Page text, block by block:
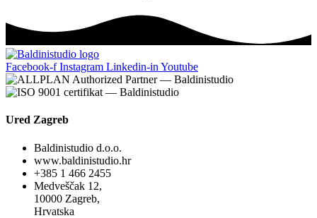
Facebook-f Instagram Linkedin-in Youtube
Ured Zagreb
Baldinistudio d.o.o.
www.baldinistudio.hr
+385 1 466 2455
Medveščak 12,
10000 Zagreb,
Hrvatska